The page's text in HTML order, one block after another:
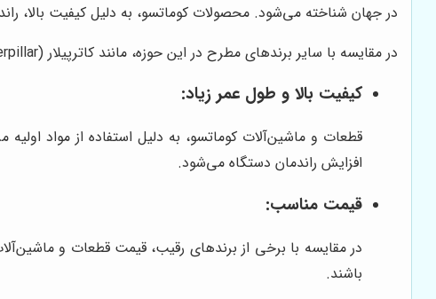
در جهان شناخته می‌شود. محصولات کوماتسو، به دلیل کیفیت بالا،
در مقایسه با سایر برندهای مطرح در این حوزه، مانند کاترپیلار (Caterpillar) و ولوو (Volvo)، کوماتسو از مزایای رقابتی متعددی برخوردار است. این مزایا عبارتند از:
کیفیت بالا و طول عمر زیاد:
قطعات و ماشین‌آلات کوماتسو، به دلیل استفاده از مواد
افزایش راندمان دستگاه می‌شود.
قیمت مناسب:
در مقایسه با برخی از برندهای رقیب، قیمت قطعات و
باشند.